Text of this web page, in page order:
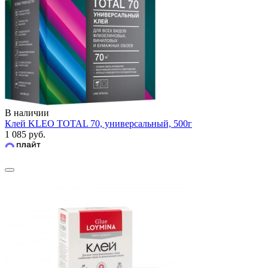
В наличии
Клей KLEO TOTAL 70, универсальный, 500г
1 085 руб.